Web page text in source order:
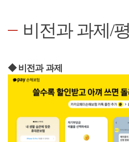
비전과 과제/
◆ 비전과 과제